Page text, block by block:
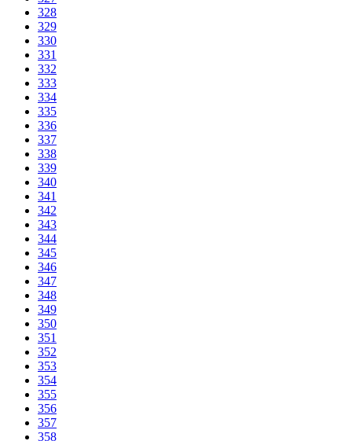
328
329
330
331
332
333
334
335
336
337
338
339
340
341
342
343
344
345
346
347
348
349
350
351
352
353
354
355
356
357
358